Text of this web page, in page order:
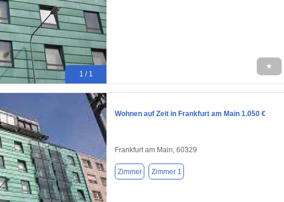
1 / 1
★
Wohnen auf Zeit in Frankfurt am Main 1.050 €
Frankfurt am Main, 60329
Zimmer Zimmer 1